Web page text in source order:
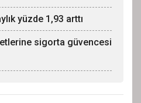
yüzde 1,93 arttı
sigorta güvencesi